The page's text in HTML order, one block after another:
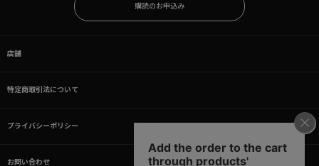
購読のお申込み
店舗
特定商取引法について
プライバシーポリシー
お問い合わせ